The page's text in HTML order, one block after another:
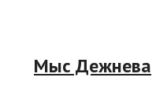
Мыс Дежнева